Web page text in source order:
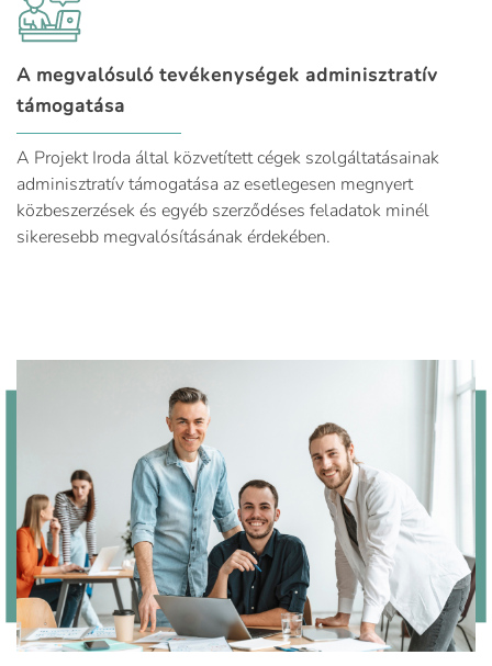
A megvalósuló tevékenységek adminisztratív
támogatása
A Projekt Iroda által közvetített cégek szolgáltatásainak
adminisztratív támogatása az esetlegesen megnyert
közbeszerzések és egyéb szerződéses feladatok minél
sikeresebb megvalósításának érdekében.